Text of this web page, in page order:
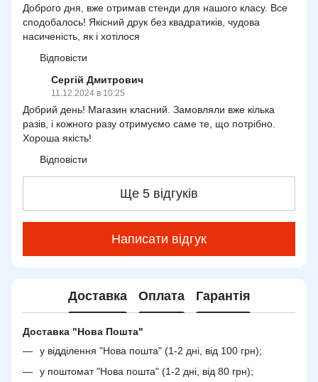
Доброго дня, вже отримав стенди для нашого класу. Все
сподобалось! Якісний друк без квадратиків, чудова
насиченість, як і хотілося
Відповісти
Сергій Дмитрович
11.12.2024 в 10:25
Добрий день! Магазин класний. Замовляли вже кілька
разів, і кожного разу отримуємо саме те, що потрібно.
Хороша якість!
Відповісти
Ще 5 відгуків
Написати відгук
Доставка Оплата Гарантія
Доставка "Нова Пошта"
у відділення "Нова пошта" (1-2 дні, від 100 грн);
у поштомат "Нова пошта" (1-2 дні, від 80 грн);